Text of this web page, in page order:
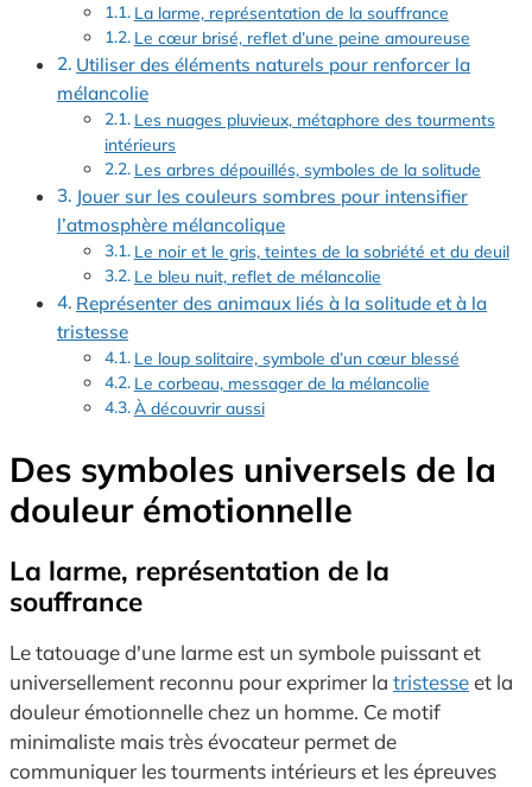
La larme, représentation de la souffrance
Le cœur brisé, reflet d’une peine amoureuse
Utiliser des éléments naturels pour renforcer la
mélancolie
Les nuages pluvieux, métaphore des tourments
intérieurs
Les arbres dépouillés, symboles de la solitude
Jouer sur les couleurs sombres pour intensifier
l’atmosphère mélancolique
Le noir et le gris, teintes de la sobriété et du deuil
Le bleu nuit, reflet de mélancolie
Représenter des animaux liés à la solitude et à la
tristesse
Le loup solitaire, symbole d’un cœur blessé
Le corbeau, messager de la mélancolie
À découvrir aussi
Des symboles universels de la
douleur émotionnelle
La larme, représentation de la
souffrance
Le tatouage d'une larme est un symbole puissant et
universellement reconnu pour exprimer la tristesseet la
douleur émotionnelle chez un homme. Ce motif
minimaliste mais très évocateur permet de
communiquer les tourments intérieurs et les épreuves